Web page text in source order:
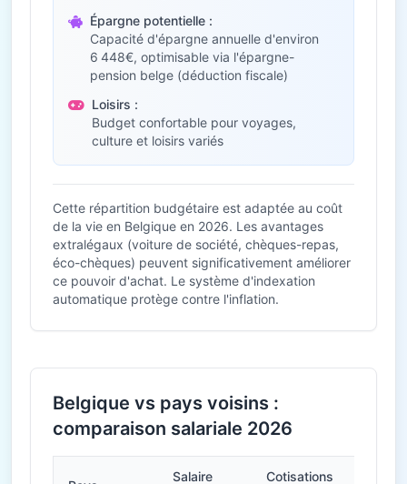
Épargne potentielle :
Capacité d'épargne annuelle d'environ
6 448€, optimisable via l'épargne-
pension belge (déduction fiscale)
Loisirs :
Budget confortable pour voyages,
culture et loisirs variés
Cette répartition budgétaire est adaptée au coût
de la vie en Belgique en 2026. Les avantages
extralégaux (voiture de société, chèques-repas,
éco-chèques) peuvent significativement améliorer
ce pouvoir d'achat. Le système d'indexation
automatique protège contre l'inflation.
Belgique vs pays voisins :
comparaison salariale 2026
Salaire Cotisations